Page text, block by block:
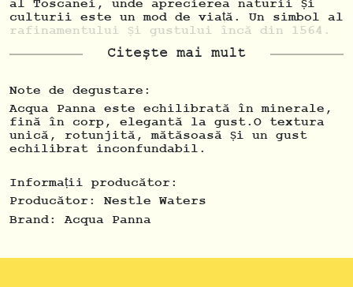
al Toscanei, unde aprecierea naturii și
culturii este un mod de viață. Un simbol al
rafinamentului și gustului încă din 1564.
Acqua Panna iese la suprafață după o
călătorie subterană de 14 ani din
Florența. Izvorul este situat în Rezervația
Acqua Panna, într-o zona protejată
deosebită care se întinde pe peste 1300 de
hectare, în mijlocul Apeninilor Toscani.
Aici se află secretul gustului sau
inconfundabil și echilibrat.
Citește mai mult
Note de degustare:
Acqua Panna este echilibrată în minerale,
fină în corp, elegantă la gust.O textura
unică, rotunjită, mătăsoasă și un gust
echilibrat inconfundabil.
Informații producător:
Producător:
Nestle Waters
Brand:
Acqua Panna